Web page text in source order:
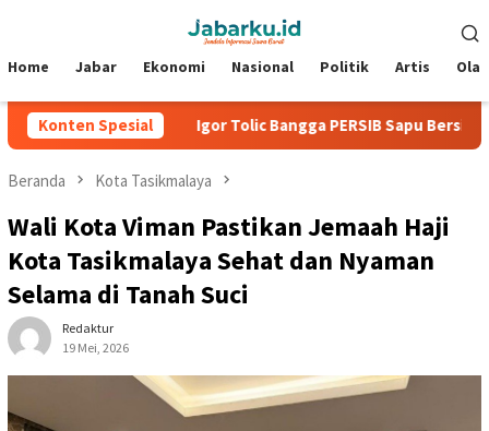
Mobile
Home Jabar Ekonomi Nasional Politik Artis
Konten Spesial
2026 Igor Tolic Bangga PERSIB Sapu Bersih Grup A
Beranda Kota Tasikmalaya
Wali Kota Viman Pastikan Jemaah Haji
Kota Tasikmalaya Sehat dan Nyaman
Selama di Tanah Suci
Redaktur
19 Mei, 2026